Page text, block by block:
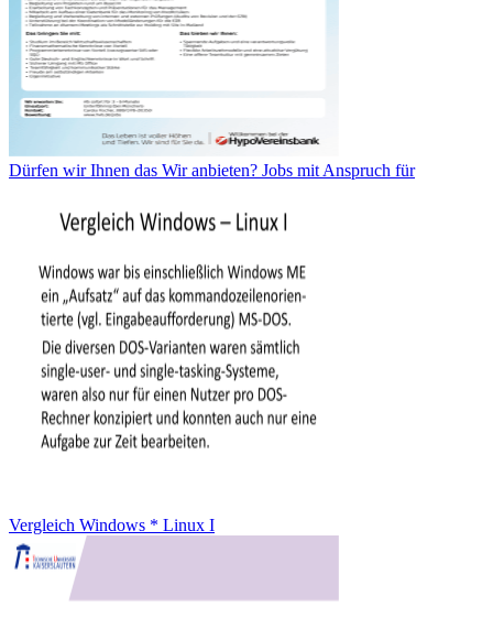
Dürfen wir Ihnen das Wir anbieten? Jobs mit Anspruch für
Vergleich Windows * Linux I